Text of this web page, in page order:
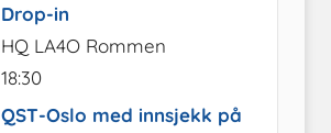
Drop-in
HQ LA4O Rommen
18:30
QST-Oslo med innsjekk på